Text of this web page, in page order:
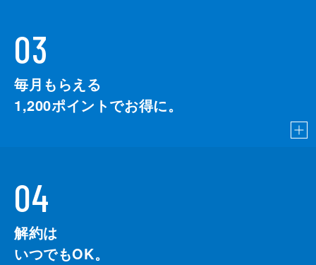
03
毎月もらえる
1,200ポイントでお得に。
04
解約は
いつでもOK。